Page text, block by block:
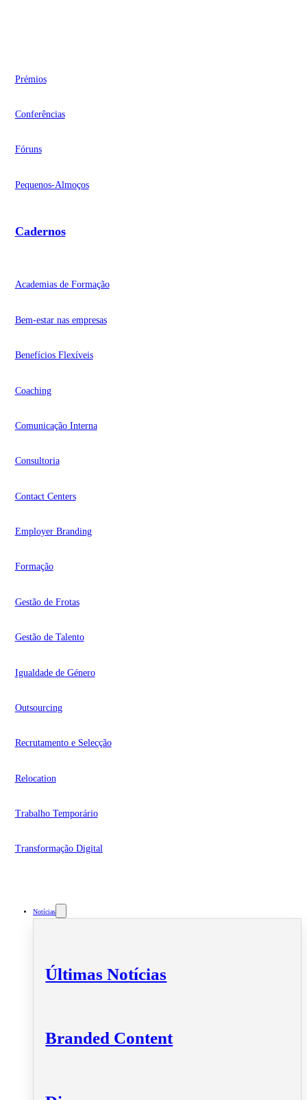
Prémios
Conferências
Fóruns
Pequenos-Almoços
Cadernos
Academias de Formação
Bem-estar nas empresas
Benefícios Flexíveis
Coaching
Comunicação Interna
Consultoria
Contact Centers
Employer Branding
Formação
Gestão de Frotas
Gestão de Talento
Igualdade de Género
Outsourcing
Recrutamento e Selecção
Relocation
Trabalho Temporário
Transformação Digital
Notícias
Últimas Notícias
Branded Content